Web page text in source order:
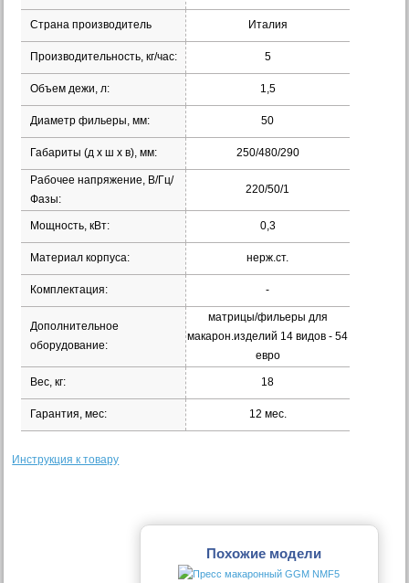
Страна производитель Италия
Производительность, кг/час: 5
Объем дежи, л: 1,5
Диаметр фильеры, мм: 50
Габариты (д х ш х в), мм: 250/480/290
Рабочее напряжение, В/Гц/
Фазы:
220/50/1
Мощность, кВт: 0,3
Материал корпуса: нерж.ст.
Комплектация: -
Дополнительное
оборудование:
матрицы/фильеры для
макарон.изделий 14 видов - 54
евро
Вес, кг: 18
Гарантия, мес: 12 мес.
Инструкция к товару
Похожие модели